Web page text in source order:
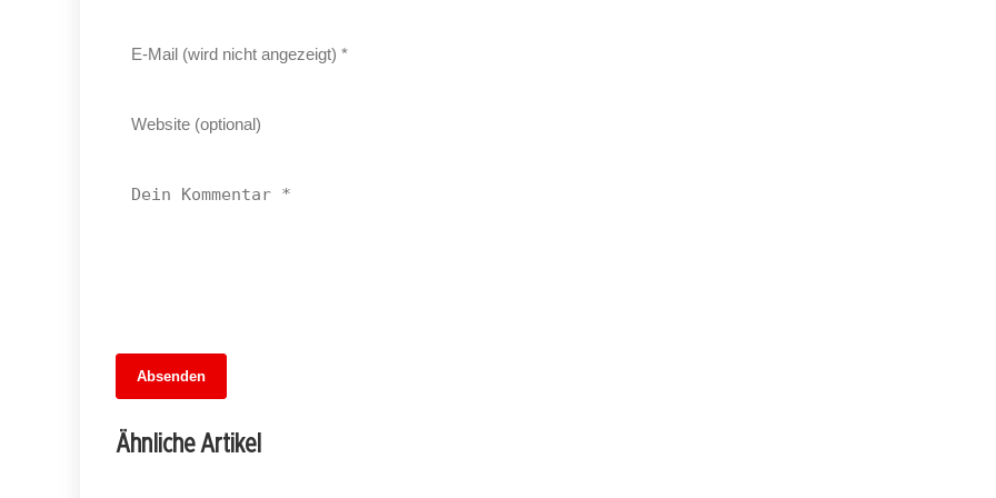
Absenden
Ähnliche Artikel
MuseumsMeileMitte: Berlins neues
kulturelles Herz schlägt am